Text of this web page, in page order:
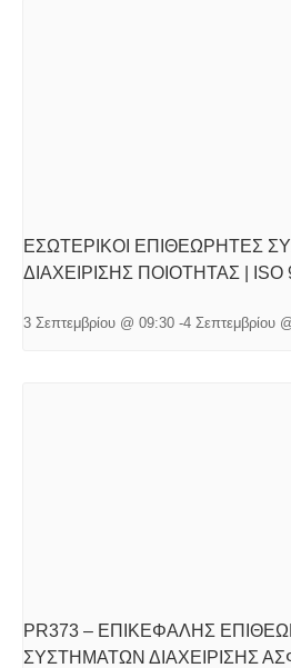
ΕΣΩΤΕΡΙΚΟΙ ΕΠΙΘΕΩΡΗΤΕΣ
ΔΙΑΧΕΙΡΙΣΗΣ ΠΟΙΟΤΗΤΑΣ | ISO
3 Σεπτεμβρίου @ 09:30 -4 Σεπτεμβρίου
PR373 – ΕΠΙΚΕΦΑΛΗΣ
ΣΥΣΤΗΜΑΤΩΝ ΔΙΑΧΕΙΡΙΣΗΣ